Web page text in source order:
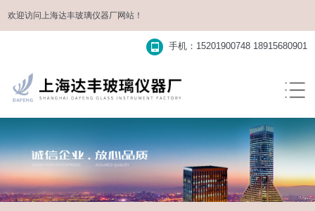
欢迎访问上海达丰玻璃仪器厂网站！
手机：15201900748 18915680901